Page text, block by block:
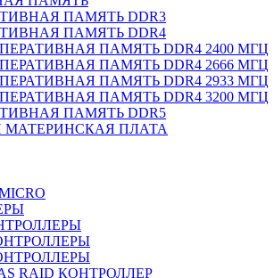
ПАМЯТЬ DDR3
ПАМЯТЬ DDR4
ПАМЯТЬ DDR4 2400 МГЦ
ПАМЯТЬ DDR4 2666 МГЦ
ПАМЯТЬ DDR4 2933 МГЦ
ПАМЯТЬ DDR4 3200 МГЦ
ПАМЯТЬ DDR5
МАТЕРИНСКАЯ ПЛАТА
RAID КОНТРОЛЛЕР